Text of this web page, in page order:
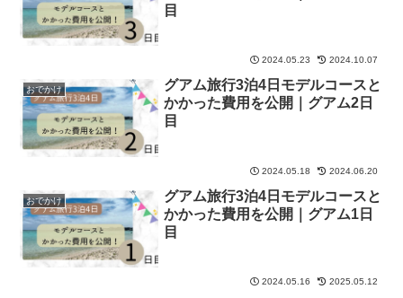
目
2024.05.23 2024.10.07
おでかけ
グアム旅行3泊4日モデルコースと
かかった費用を公開｜グアム2日
目
2024.05.18 2024.06.20
おでかけ
グアム旅行3泊4日モデルコースと
かかった費用を公開｜グアム1日
目
2024.05.16 2025.05.12